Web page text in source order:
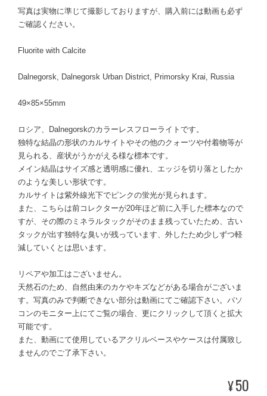
写真は実物に準じて撮影しておりますが、購入前には動画も必ず
ご確認ください。
Fluorite with Calcite
Dalnegorsk, Dalnegorsk Urban District, Primorsky Krai, Russia
49×85×55mm
ロシア、Dalnegorskのカラーレスフローライトです。
独特な結晶の形状のカルサイトやその他のクォーツや付着物等が
見られる、産状がうかがえる様な標本です。
メイン結晶はサイズ感と透明感に優れ、エッジを切り落としたか
のような美しい形状です。
カルサイトは紫外線光下でピンクの蛍光が見られます。
また、こちらは前コレクターが20年ほど前に入手した標本なので
すが、その際のミネラルタックがそのまま残っていたため、古い
タックが出す独特な臭いが残っています、外したため少しずつ軽
減していくとは思います。
リペアや加工はございません。
天然石のため、自然由来のカケやキズなどがある場合がございま
す。写真のみで判断できない部分は動画にてご確認下さい。パソ
コンのモニター上にてご覧の場合、更にクリックして頂くと拡大
可能です。
また、動画にて使用しているアクリルベースやケースは付属致し
ませんのでご了承下さい。
¥50